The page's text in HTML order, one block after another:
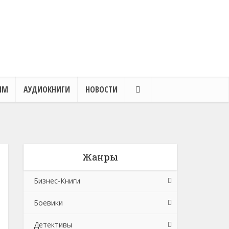
АУДИОКНИГИ НОВОСТИ
Жанры
Бизнес-Книги
Банковское дело
Бухучет, налогообложение, аудит
Боевики
Боевики: Прочее
Детективы